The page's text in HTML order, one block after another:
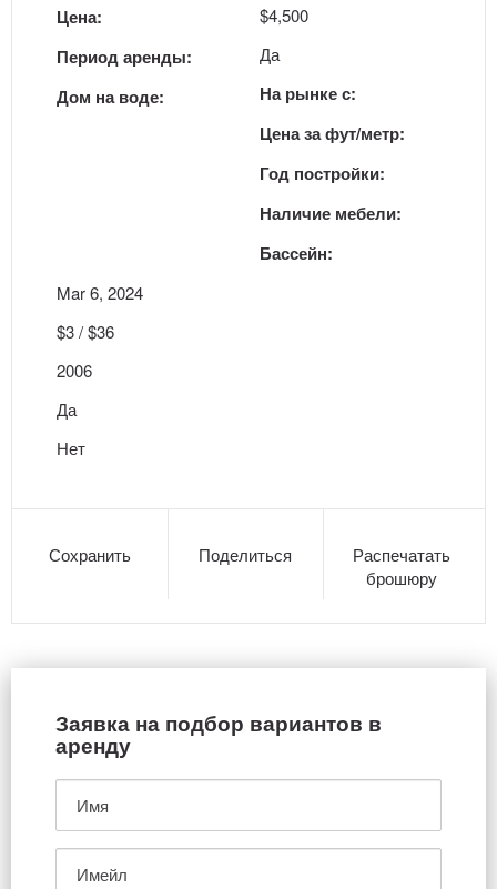
Цена:
Период аренды:
Дом на воде:
$4,500
Да
На рынке с:
Цена за фут/метр:
Год постройки:
Наличие мебели:
Бассейн:
Mar 6, 2024
$3 / $36
2006
Да
Нет
Сохранить Поделиться
Распечатать
брошюру
Заявка на подбор вариантов в
аренду